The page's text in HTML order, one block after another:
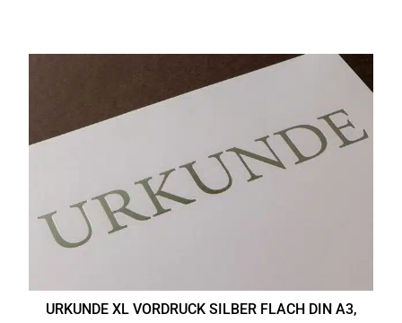
URKUNDE XL VORDRUCK SILBER FLACH DIN A3,